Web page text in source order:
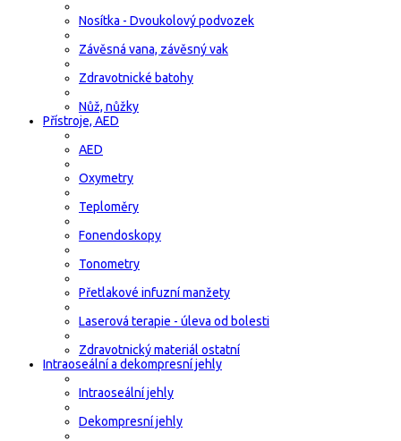
Nosítka - Dvoukolový podvozek
Závěsná vana, závěsný vak
Zdravotnické batohy
Nůž, nůžky
Přístroje, AED
AED
Oxymetry
Teploměry
Fonendoskopy
Tonometry
Přetlakové infuzní manžety
Laserová terapie - úleva od bolesti
Zdravotnický materiál ostatní
Intraoseální a dekompresní jehly
Intraoseální jehly
Dekompresní jehly